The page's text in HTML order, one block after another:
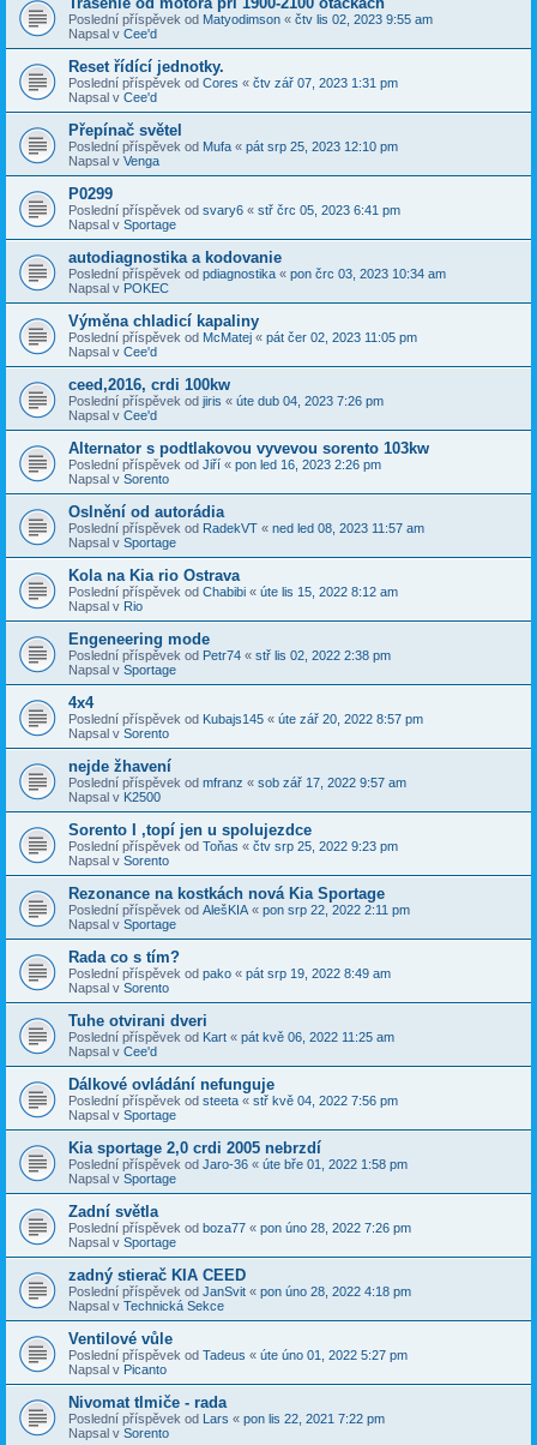
Poslední příspěvek od Matyodimson « čtv lis 02, 2023 9:55 am
Napsal v Cee'd
Reset řídící jednotky.
Poslední příspěvek od Cores « čtv zář 07, 2023 1:31 pm
Napsal v Cee'd
Přepínač světel
Poslední příspěvek od Mufa « pát srp 25, 2023 12:10 pm
Napsal v Venga
P0299
Poslední příspěvek od svary6 « stř črc 05, 2023 6:41 pm
Napsal v Sportage
autodiagnostika a kodovanie
Poslední příspěvek od pdiagnostika « pon črc 03, 2023 10:34 am
Napsal v POKEC
Výměna chladicí kapaliny
Poslední příspěvek od McMatej « pát čer 02, 2023 11:05 pm
Napsal v Cee'd
ceed,2016, crdi 100kw
Poslední příspěvek od jiris « úte dub 04, 2023 7:26 pm
Napsal v Cee'd
Alternator s podtlakovou vyvevou sorento 103kw
Poslední příspěvek od Jiří « pon led 16, 2023 2:26 pm
Napsal v Sorento
Oslnění od autorádia
Poslední příspěvek od RadekVT « ned led 08, 2023 11:57 am
Napsal v Sportage
Kola na Kia rio Ostrava
Poslední příspěvek od Chabibi « úte lis 15, 2022 8:12 am
Napsal v Rio
Engeneering mode
Poslední příspěvek od Petr74 « stř lis 02, 2022 2:38 pm
Napsal v Sportage
4x4
Poslední příspěvek od Kubajs145 « úte zář 20, 2022 8:57 pm
Napsal v Sorento
nejde žhavení
Poslední příspěvek od mfranz « sob zář 17, 2022 9:57 am
Napsal v K2500
Sorento I ,topí jen u spolujezdce
Poslední příspěvek od Toňas « čtv srp 25, 2022 9:23 pm
Napsal v Sorento
Rezonance na kostkách nová Kia Sportage
Poslední příspěvek od AlešKIA « pon srp 22, 2022 2:11 pm
Napsal v Sportage
Rada co s tím?
Poslední příspěvek od pako « pát srp 19, 2022 8:49 am
Napsal v Sorento
Tuhe otvirani dveri
Poslední příspěvek od Kart « pát kvě 06, 2022 11:25 am
Napsal v Cee'd
Dálkové ovládání nefunguje
Poslední příspěvek od steeta « stř kvě 04, 2022 7:56 pm
Napsal v Sportage
Kia sportage 2,0 crdi 2005 nebrzdí
Poslední příspěvek od Jaro-36 « úte bře 01, 2022 1:58 pm
Napsal v Sportage
Zadní světla
Poslední příspěvek od boza77 « pon úno 28, 2022 7:26 pm
Napsal v Sportage
zadný stierač KIA CEED
Poslední příspěvek od JanSvit « pon úno 28, 2022 4:18 pm
Napsal v Technická Sekce
Ventilové vůle
Poslední příspěvek od Tadeus « úte úno 01, 2022 5:27 pm
Napsal v Picanto
Nivomat tlmiče - rada
Poslední příspěvek od Lars « pon lis 22, 2021 7:22 pm
Napsal v Sorento